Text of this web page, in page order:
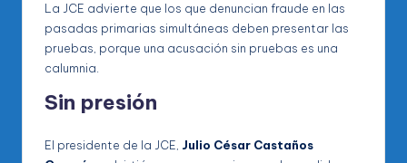
La JCE advierte que los que denuncian fraude en las
pasadas primarias simultáneas deben presentar las
pruebas, porque una acusación sin pruebas es una
calumnia.
Sin presión
El presidente de la JCE, Julio César Castaños